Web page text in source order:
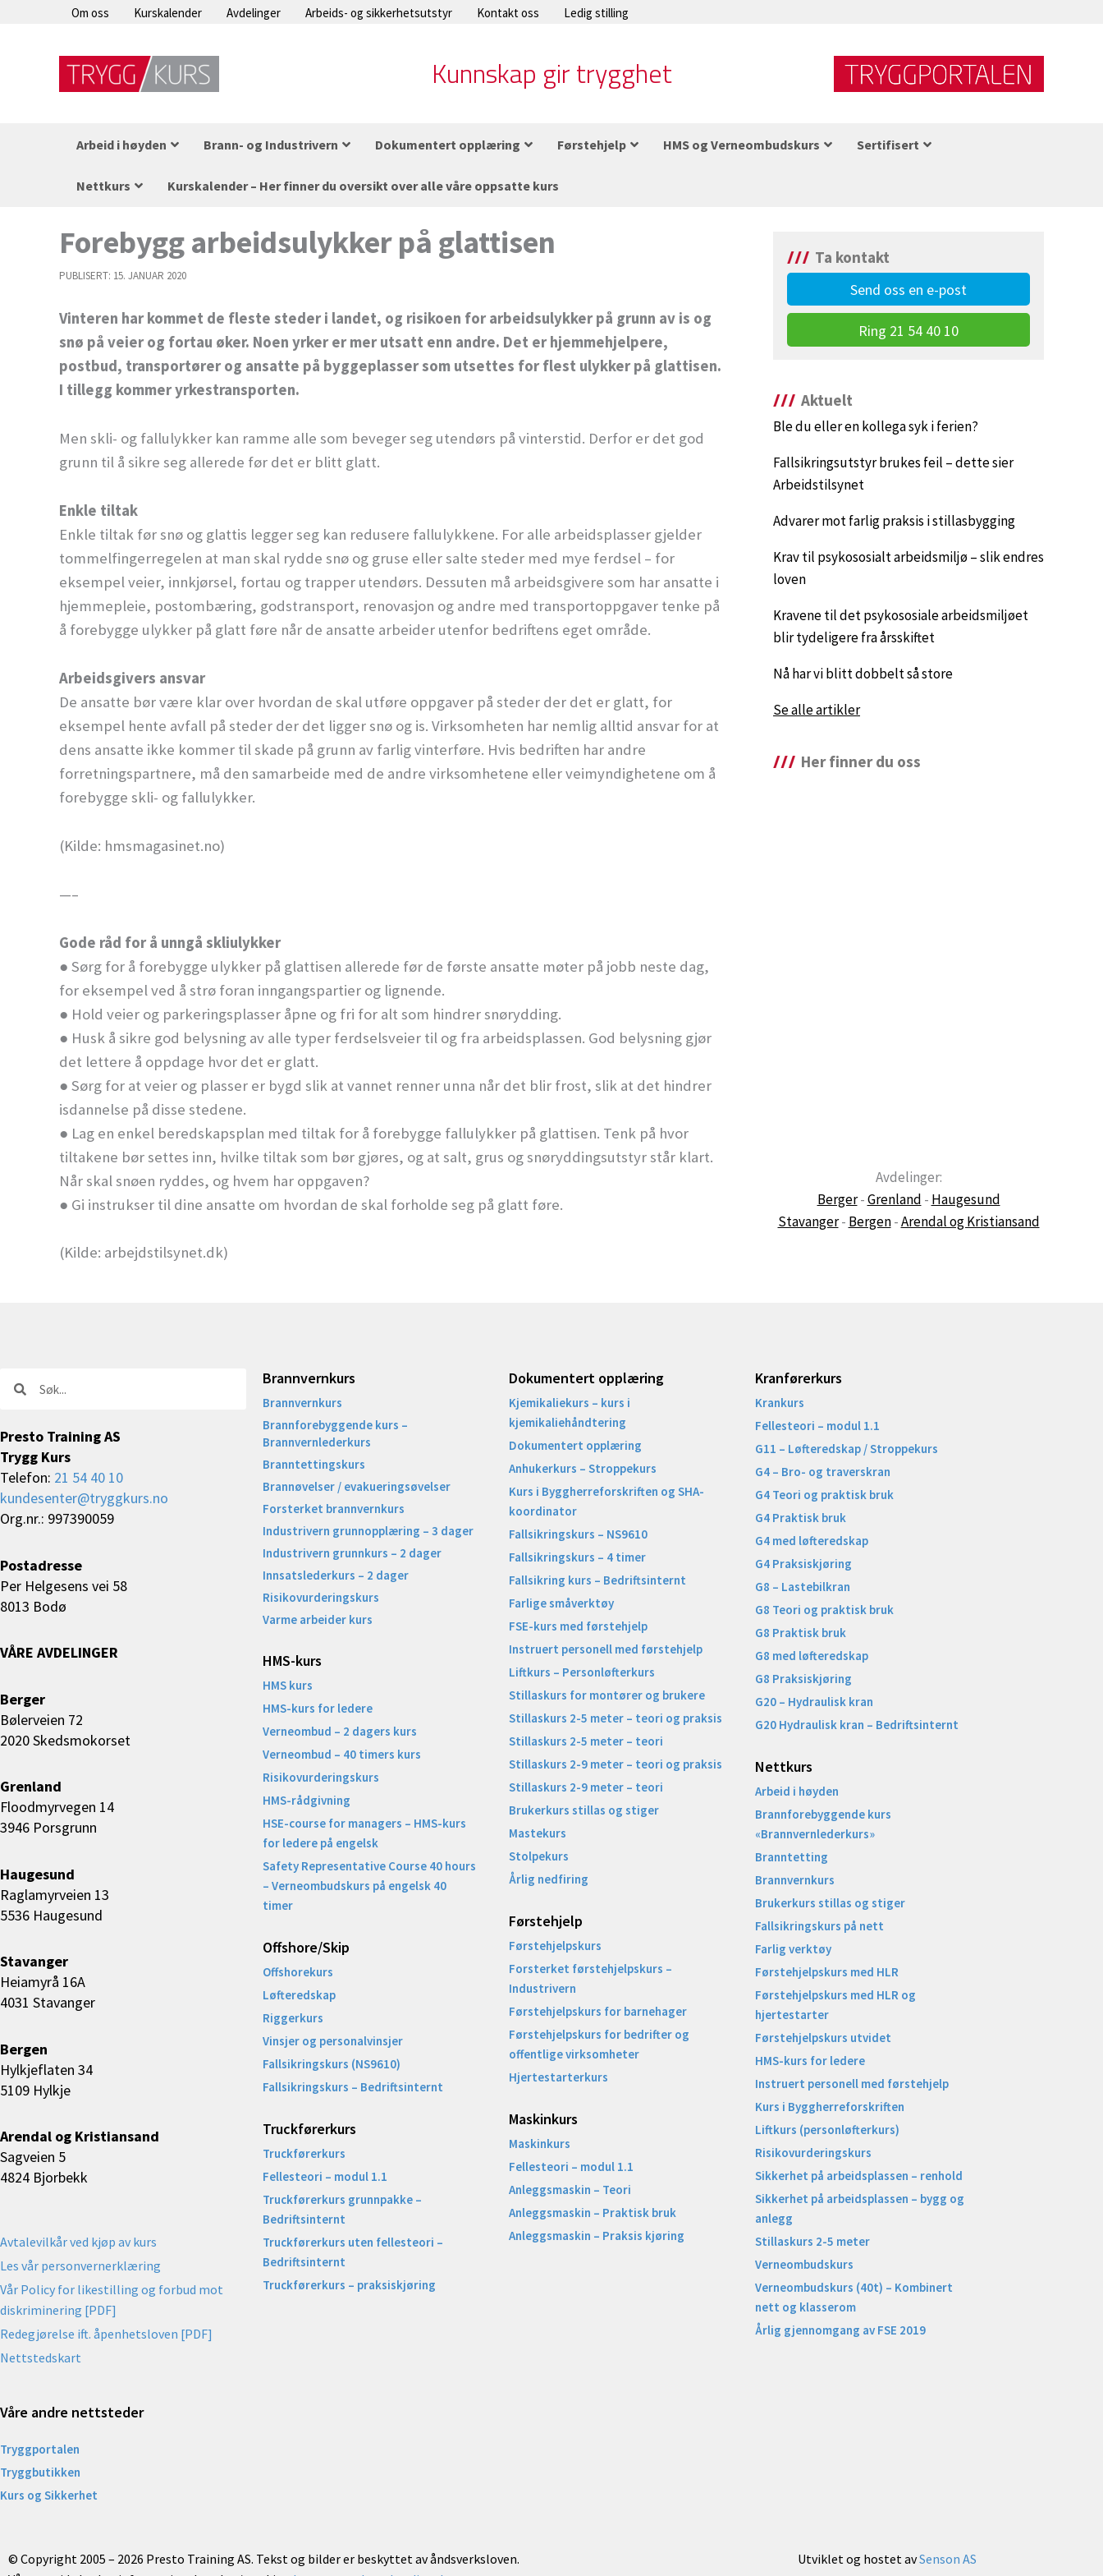
Om oss Kurskalender Avdelinger Arbeids- og sikkerhetsutstyr Kontakt oss Ledig stilling
Kunnskap gir trygghet
Arbeid i høyden Brann- og Industrivern Dokumentert opplæring Førstehjelp HMS og Verneombudskurs Sertifisert
Nettkurs Kurskalender – Her finner du oversikt over alle våre oppsatte kurs
Forebygg arbeidsulykker på glattisen
PUBLISERT: 15. JANUAR 2020
Vinteren har kommet de fleste steder i landet, og risikoen for arbeidsulykker på grunn av is og
snø på veier og fortau øker. Noen yrker er mer utsatt enn andre. Det er hjemmehjelpere,
postbud, transportører og ansatte på byggeplasser som utsettes for flest ulykker på glattisen.
I tillegg kommer yrkestransporten.
Men skli- og fallulykker kan ramme alle som beveger seg utendørs på vinterstid. Derfor er det god
grunn til å sikre seg allerede før det er blitt glatt.
Enkle tiltak
Enkle tiltak før snø og glattis legger seg kan redusere fallulykkene. For alle arbeidsplasser gjelder
tommelfingerregelen at man skal rydde snø og gruse eller salte steder med mye ferdsel – for
eksempel veier, innkjørsel, fortau og trapper utendørs. Dessuten må arbeidsgivere som har ansatte i
hjemmepleie, postombæring, godstransport, renovasjon og andre med transportoppgaver tenke på
å forebygge ulykker på glatt føre når de ansatte arbeider utenfor bedriftens eget område.
Arbeidsgivers ansvar
De ansatte bør være klar over hvordan de skal utføre oppgaver på steder der det er glatt, for
eksempel hente avfall på steder der det ligger snø og is. Virksomheten har nemlig alltid ansvar for at
dens ansatte ikke kommer til skade på grunn av farlig vinterføre. Hvis bedriften har andre
forretningspartnere, må den samarbeide med de andre virksomhetene eller veimyndighetene om å
forebygge skli- og fallulykker.
(Kilde: hmsmagasinet.no)
—–
Gode råd for å unngå skliulykker
● Sørg for å forebygge ulykker på glattisen allerede før de første ansatte møter på jobb neste dag,
for eksempel ved å strø foran inngangspartier og lignende.
● Hold veier og parkeringsplasser åpne og fri for alt som hindrer snørydding.
● Husk å sikre god belysning av alle typer ferdselsveier til og fra arbeidsplassen. God belysning gjør
det lettere å oppdage hvor det er glatt.
● Sørg for at veier og plasser er bygd slik at vannet renner unna når det blir frost, slik at det hindrer
isdannelse på disse stedene.
● Lag en enkel beredskapsplan med tiltak for å forebygge fallulykker på glattisen. Tenk på hvor
tiltakene bør settes inn, hvilke tiltak som bør gjøres, og at salt, grus og snøryddingsutstyr står klart.
Når skal snøen ryddes, og hvem har oppgaven?
● Gi instrukser til dine ansatte om hvordan de skal forholde seg på glatt føre.
(Kilde: arbejdstilsynet.dk)
Ta kontakt
Send oss en e-post
Ring 21 54 40 10
Aktuelt
Ble du eller en kollega syk i ferien?
Fallsikringsutstyr brukes feil – dette sier
Arbeidstilsynet
Advarer mot farlig praksis i stillasbygging
Krav til psykososialt arbeidsmiljø – slik endres
loven
Kravene til det psykososiale arbeidsmiljøet
blir tydeligere fra årsskiftet
Nå har vi blitt dobbelt så store
Se alle artikler
Her finner du oss
Avdelinger:
Berger-Grenland - Haugesund
Stavanger- Bergen-Arendal og Kristiansand
Søk
Presto Training AS
Trygg Kurs
Telefon: 21 54 40 10
kundesenter@tryggkurs.no
Org.nr.: 997390059
Postadresse
Per Helgesens vei 58
8013 Bodø
VÅRE AVDELINGER
Berger
Bølerveien 72
2020 Skedsmokorset
Grenland
Floodmyrvegen 14
3946 Porsgrunn
Haugesund
Raglamyrveien 13
5536 Haugesund
Stavanger
Heiamyrå 16A
4031 Stavanger
Bergen
Hylkjeflaten 34
5109 Hylkje
Arendal og Kristiansand
Sagveien 5
4824 Bjorbekk
Avtalevilkår ved kjøp av kurs
Les vår personvernerklæring
Vår Policy for likestilling og forbud mot
diskriminering [PDF]
Redegjørelse ift. åpenhetsloven [PDF]
Nettstedskart
Våre andre nettsteder
Tryggportalen
Tryggbutikken
Kurs og Sikkerhet
Brannvernkurs
Brannvernkurs
Brannforebyggende kurs –
Brannvernlederkurs
Branntettingskurs
Brannøvelser / evakueringsøvelser
Forsterket brannvernkurs
Industrivern grunnopplæring – 3 dager
Industrivern grunnkurs – 2 dager
Innsatslederkurs – 2 dager
Risikovurderingskurs
Varme arbeider kurs
HMS-kurs
HMS kurs
HMS-kurs for ledere
Verneombud – 2 dagers kurs
Verneombud – 40 timers kurs
Risikovurderingskurs
HMS-rådgivning
HSE-course for managers – HMS-kurs
for ledere på engelsk
Safety Representative Course 40 hours
– Verneombudskurs på engelsk 40
timer
Offshore/Skip​
Offshorekurs
Løfteredskap
Riggerkurs
Vinsjer og personalvinsjer
Fallsikringskurs (NS9610)
Fallsikringskurs – Bedriftsinternt
Truckførerkurs
Truckførerkurs
Fellesteori – modul 1.1
Truckførerkurs grunnpakke –
Bedriftsinternt
Truckførerkurs uten fellesteori –
Bedriftsinternt
Truckførerkurs – praksiskjøring
Dokumentert opplæring
Kjemikaliekurs – kurs i
kjemikaliehåndtering
Dokumentert opplæring
Anhukerkurs – Stroppekurs
Kurs i Byggherreforskriften og SHA-
koordinator
Fallsikringskurs – NS9610
Fallsikringskurs – 4 timer
Fallsikring kurs – Bedriftsinternt
Farlige småverktøy
FSE-kurs med førstehjelp
Instruert personell med førstehjelp
Liftkurs – Personløfterkurs
Stillaskurs for montører og brukere
Stillaskurs 2-5 meter – teori og praksis
Stillaskurs 2-5 meter – teori
Stillaskurs 2-9 meter – teori og praksis
Stillaskurs 2-9 meter – teori
Brukerkurs stillas og stiger
Mastekurs
Stolpekurs
Årlig nedfiring
Førstehjelp
Førstehjelpskurs
Forsterket førstehjelpskurs –
Industrivern
Førstehjelpskurs for barnehager
Førstehjelpskurs for bedrifter og
offentlige virksomheter
Hjertestarterkurs
Maskinkurs
Maskinkurs
Fellesteori – modul 1.1
Anleggsmaskin – Teori
Anleggsmaskin – Praktisk bruk
Anleggsmaskin – Praksis kjøring
Kranførerkurs
Krankurs
Fellesteori – modul 1.1
G11 – Løfteredskap / Stroppekurs
G4 – Bro- og traverskran
G4 Teori og praktisk bruk
G4 Praktisk bruk
G4 med løfteredskap
G4 Praksiskjøring
G8 – Lastebilkran
G8 Teori og praktisk bruk
G8 Praktisk bruk
G8 med løfteredskap
G8 Praksiskjøring
G20 – Hydraulisk kran
G20 Hydraulisk kran – Bedriftsinternt
Nettkurs
Arbeid i høyden
Brannforebyggende kurs
«Brannvernlederkurs»
Branntetting
Brannvernkurs
Brukerkurs stillas og stiger
Fallsikringskurs på nett
Farlig verktøy
Førstehjelpskurs med HLR
Førstehjelpskurs med HLR og
hjertestarter
Førstehjelpskurs utvidet
HMS-kurs for ledere
Instruert personell med førstehjelp
Kurs i Byggherreforskriften
Liftkurs (personløfterkurs)
Risikovurderingskurs
Sikkerhet på arbeidsplassen – renhold
Sikkerhet på arbeidsplassen – bygg og
anlegg
Stillaskurs 2-5 meter
Verneombudskurs
Verneombudskurs (40t) – Kombinert
nett og klasserom
Årlig gjennomgang av FSE 2019
© Copyright 2005 – 2026 Presto Training AS. Tekst og bilder er beskyttet av åndsverksloven.
Utviklet og hostet avSenson AS